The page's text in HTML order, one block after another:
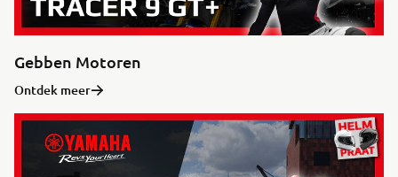
Gebben Motoren
Ontdek meer